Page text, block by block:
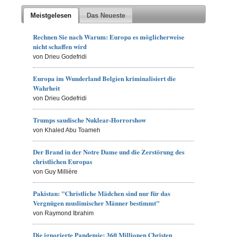
Meistgelesen Das Neueste
Rechnen Sie nach Warum: Europa es möglicherweise
nicht schaffen wird
von Drieu Godefridi
Europa im Wunderland Belgien kriminalisiert die
Wahrheit
von Drieu Godefridi
Trumps saudische Nuklear-Horrorshow
von Khaled Abu Toameh
Der Brand in der Notre Dame und die Zerstörung des
christlichen Europas
von Guy Millière
Pakistan: "Christliche Mädchen sind nur für das
Vergnügen muslimischer Männer bestimmt"
von Raymond Ibrahim
Die ignorierte Pandemie: 360 Millionen Christen